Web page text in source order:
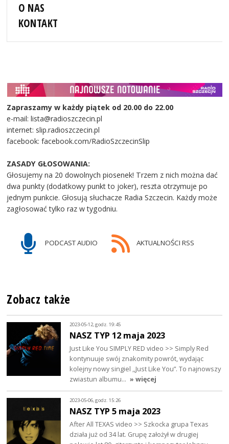
O NAS
KONTAKT
Zapraszamy w każdy piątek od 20.00 do 22.00
e-mail: lista@radioszczecin.pl
internet: slip.radioszczecin.pl
facebook: facebook.com/RadioSzczecinSlip
ZASADY GŁOSOWANIA:
Głosujemy na 20 dowolnych piosenek! Trzem z nich można dać
dwa punkty (dodatkowy punkt to joker), reszta otrzymuje po
jednym punkcie. Głosują słuchacze Radia Szczecin. Każdy może
zagłosować tylko raz w tygodniu.
PODCAST AUDIO AKTUALNOŚCI RSS
Zobacz także
2023-05-12, godz. 19:45
NASZ TYP 12 maja 2023
Just Like You SIMPLY RED video >> Simply Red
kontynuuje swój znakomity powrót, wydając
kolejny nowy singiel ,,Just Like You”. To najnowszy
zwiastun albumu… » więcej
2023-05-06, godz. 15:26
NASZ TYP 5 maja 2023
After All TEXAS video >> Szkocka grupa Texas
działa już od 34 lat. Grupę założył w drugiej